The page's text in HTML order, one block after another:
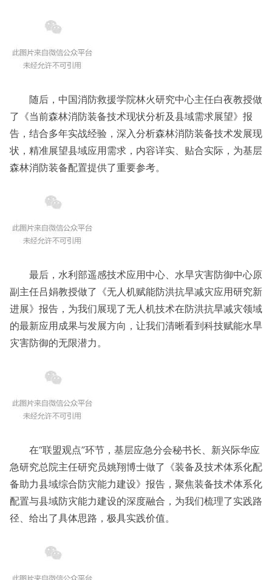
随后，中国消防救援学院林火研究中心主任白夜教授做
了《当前森林消防装备技术现状分析及县域需求展望》报
告，结合多年实战经验，深入分析森林消防装备技术发展现
状，精准展望县域应用需求，内容详实、贴合实际，为基层
森林消防装备配置提供了重要参考。
最后，水利部遥感技术应用中心、水旱灾害防御中心原
副主任吕娟教授做了《无人机赋能防洪抗旱减灾应用研究新
进展》报告，为我们展现了无人机技术在防洪抗旱减灾领域
的最新应用成果与发展方向，让我们清晰看到科技赋能水旱
灾害防御的无限潜力。
在“联盟观点”环节，基层应急分会秘书长、新兴际华应
急研究总院主任研究员姚翔博士做了《装备及技术体系化配
备助力县域综合防灾能力建设》报告，聚焦装备技术体系化
配置与县域防灾能力建设的深度融合，为我们梳理了实践路
径、给出了具体思路，极具实践价值。